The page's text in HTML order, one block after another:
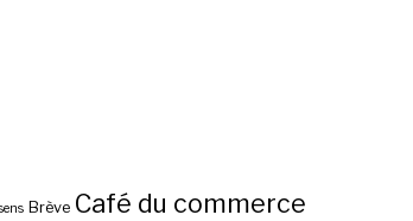
Brève Café du commerce